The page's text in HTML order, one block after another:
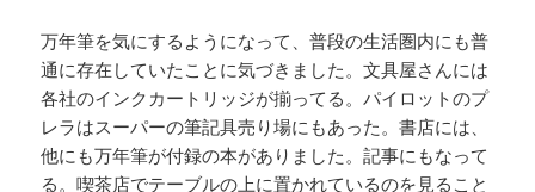
万年筆を気にするようになって、普段の生活圏内にも普
通に存在していたことに気づきました。文具屋さんには
各社のインクカートリッジが揃ってる。パイロットのプ
レラはスーパーの筆記具売り場にもあった。書店には、
他にも万年筆が付録の本がありました。記事にもなって
る。喫茶店でテーブルの上に置かれているのを見ること